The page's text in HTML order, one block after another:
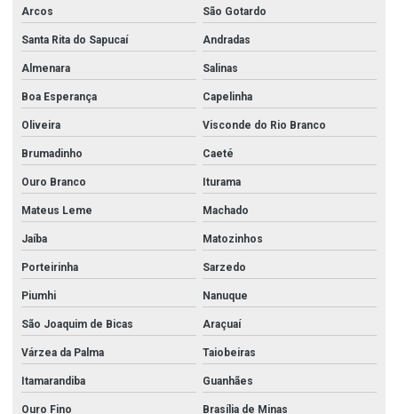
Arcos São Gotardo
Santa Rita do Sapucaí Andradas
Almenara Salinas
Boa Esperança Capelinha
Oliveira Visconde do Rio Branco
Brumadinho Caeté
Ouro Branco Iturama
Mateus Leme Machado
Jaíba Matozinhos
Porteirinha Sarzedo
Piumhi Nanuque
São Joaquim de Bicas Araçuaí
Várzea da Palma Taiobeiras
Itamarandiba Guanhães
Ouro Fino Brasília de Minas